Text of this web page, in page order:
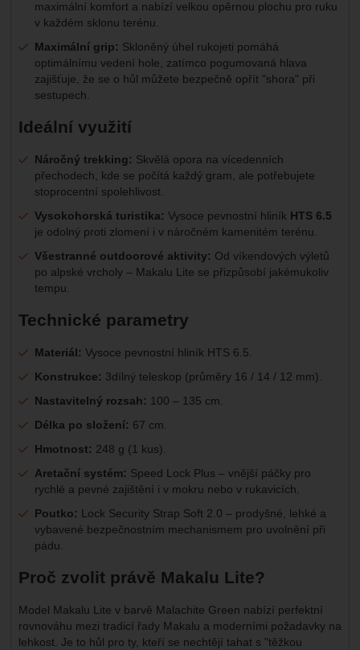
maximální komfort a nabízí velkou opěrnou plochu pro ruku
v každém sklonu terénu.
Maximální grip: Skloněný úhel rukojeti pomáhá
optimálnímu vedení hole, zatímco pogumovaná hlava
zajišťuje, že se o hůl můžete bezpečně opřít "shora" při
sestupech.
Ideální využití
Náročný trekking: Skvělá opora na vícedenních
přechodech, kde se počítá každý gram, ale potřebujete
stoprocentní spolehlivost.
Vysokohorská turistika: Vysoce pevnostní hliník HTS 6.5
je odolný proti zlomení i v náročném kamenitém terénu.
Všestranné outdoorové aktivity: Od víkendových výletů
po alpské vrcholy – Makalu Lite se přizpůsobí jakémukoliv
tempu.
Technické parametry
Materiál: Vysoce pevnostní hliník HTS 6.5.
Konstrukce: 3dílný teleskop (průměry 16 / 14 / 12 mm).
Nastavitelný rozsah: 100 – 135 cm.
Délka po složení: 67 cm.
Hmotnost: 248 g (1 kus).
Aretační systém: Speed Lock Plus – vnější páčky pro
rychlé a pevné zajištění i v mokru nebo v rukavicích.
Poutko: Lock Security Strap Soft 2.0 – prodyšné, lehké a
vybavené bezpečnostním mechanismem pro uvolnění při
pádu.
Proč zvolit právě Makalu Lite?
Model Makalu Lite v barvě Malachite Green nabízí perfektní
rovnováhu mezi tradicí řady Makalu a moderními požadavky na
lehkost. Je to hůl pro ty, kteří se nechtějí tahat s "těžkou